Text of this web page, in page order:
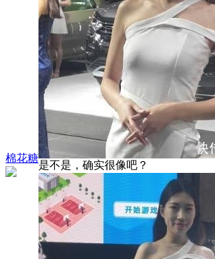
棉花糖
是不是，确实很像吧？